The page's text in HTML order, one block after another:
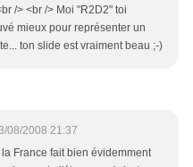
/> <br /> Moi "R2D2" toi
mieux pour représenter un
ton slide est vraiment beau ;-)
08/2008 21:37
France fait bien évidemment